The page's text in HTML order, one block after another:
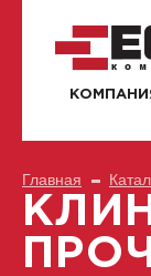
Главная